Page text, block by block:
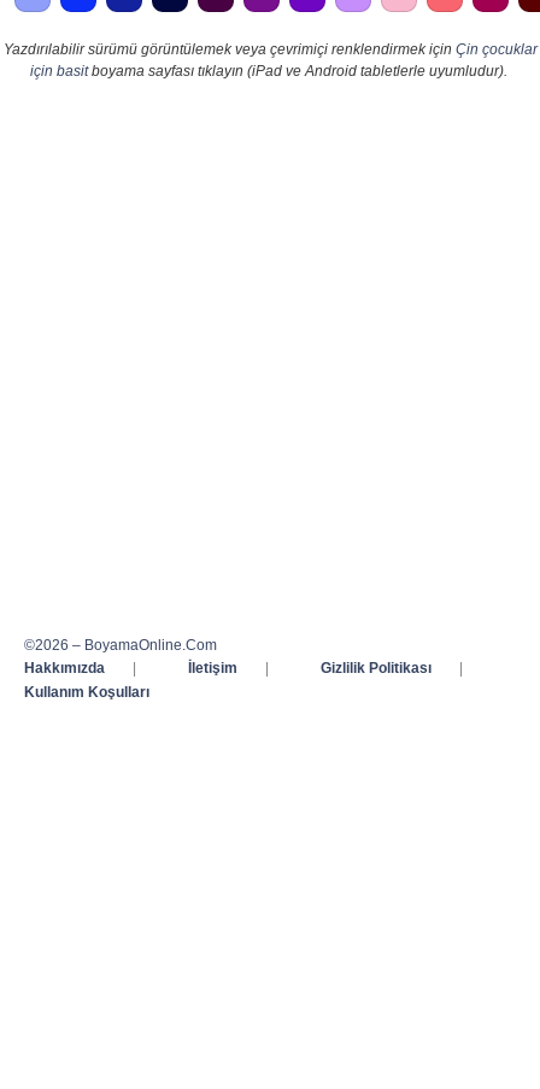
Yazdırılabilir sürümü görüntülemek veya çevrimiçi renklendirmek için Çin çocuklar
için basitboyama sayfası tıklayın (iPad ve Android tabletlerle uyumludur).
©2026 – BoyamaOnline.Com
Hakkımızda
| İletişim | Gizlilik Politikası
|
Kullanım Koşulları